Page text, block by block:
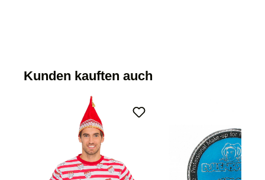
Kunden kauften auch